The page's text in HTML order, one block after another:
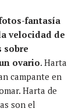
fantasía
velocidad de
sobre
ovario. Harta
campante en
. Harta de
son el